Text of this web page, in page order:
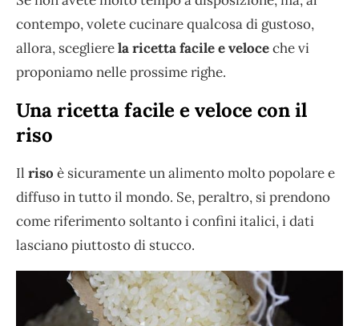
contempo, volete cucinare qualcosa di gustoso,
allora, sceglierela ricetta facile e veloceche vi
proponiamo nelle prossime righe.
Una ricetta facile e veloce con il
riso
Il riso è sicuramente un alimento molto popolare e
diffuso in tutto il mondo. Se, peraltro, si prendono
come riferimento soltanto i confini italici, i dati
lasciano piuttosto di stucco.